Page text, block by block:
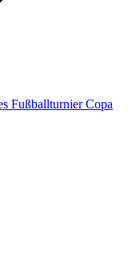
Fußballturnier Copa